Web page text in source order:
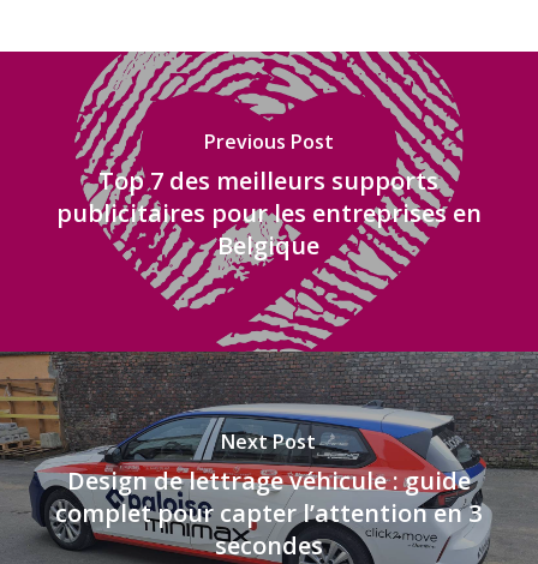
Previous Post
Top 7 des meilleurs supports
publicitaires pour les entreprises en
Belgique
Next Post
Design de lettrage véhicule : guide
complet pour capter l’attention en 3
secondes